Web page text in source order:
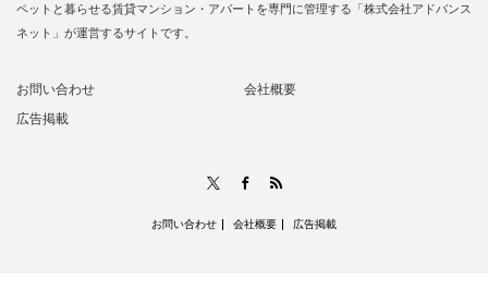
ペットと暮らせる賃貸マンション・アパートを専門に管理する「株式会社アドバンス
ネット」が運営するサイトです。
お問い合わせ
会社概要
広告掲載
Facebook
お問い合わせ 会社概要 広告掲載